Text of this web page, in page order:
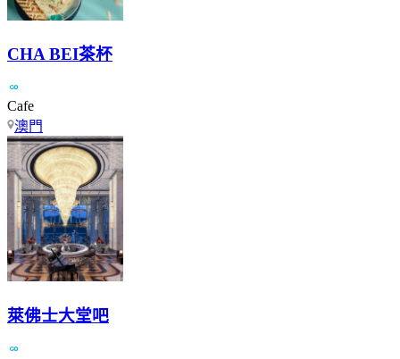
CHA BEI茶杯
Cafe
澳門
萊佛士大堂吧